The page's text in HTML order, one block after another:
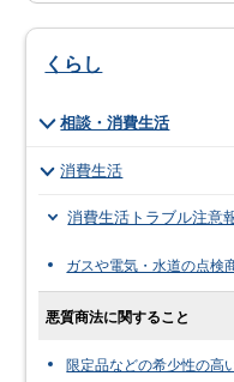
くらし
相談・消費生活
消費生活
消費生活トラブル注意
ガスや電気・水道の点検
悪質商法に関すること
限定品などの希少性の高